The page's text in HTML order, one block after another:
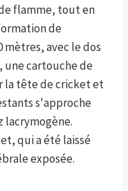
flamme, tout en
de
mètres, avec le dos
une cartouche de
la tête de cricket et
s'approche
lacrymogène.
qui a été laissé
exposée.